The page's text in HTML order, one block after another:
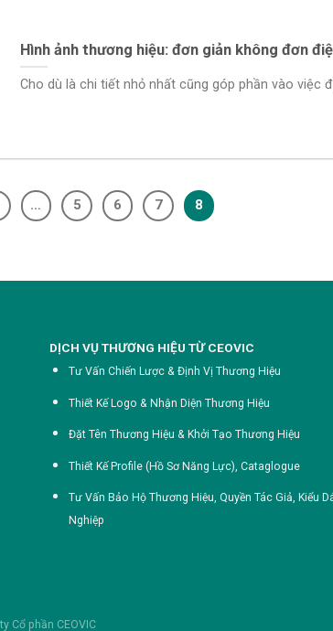
Hình ảnh thương hiệu: đơn giản không đơn
Cho dù là chi tiết nhỏ nhất cũng góp phần vào việc
… 5 6 7 8
DỊCH VỤ THƯƠNG HIỆU TỪ CEOVIC
Tư Vấn Chiến Lược & Định Vị Thương Hiệu
Thiết Kế Logo & Nhận Diện Thương Hiệu
Đặt Tên Thương Hiệu & Khởi Tạo Thương Hiệu
Thiết Kế Profile (Hồ Sơ Năng Lực), Cataglogue
Tư Vấn Bảo Hộ Thương Hiệu, Quyền Tác Giả, Kiểu
Nghiệp
Cổ phần CEOVIC